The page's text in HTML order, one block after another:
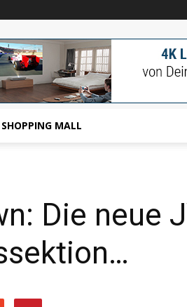
SHOPPING MALL
Die neue